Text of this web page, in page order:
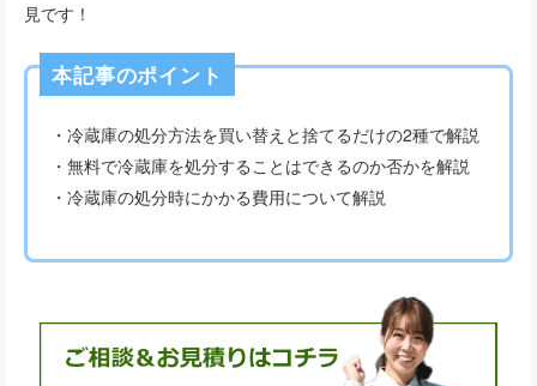
見です！
本記事のポイント
・冷蔵庫の処分方法を買い替えと捨てるだけの2種で解説
・無料で冷蔵庫を処分することはできるのか否かを解説
・冷蔵庫の処分時にかかる費用について解説